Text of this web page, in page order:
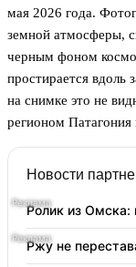
мая 2026 года.
земной атмосферы,
черным фоном
простирается вдоль
на снимке это не
регионом
Новости
Ролик из Омска:
Ржу не